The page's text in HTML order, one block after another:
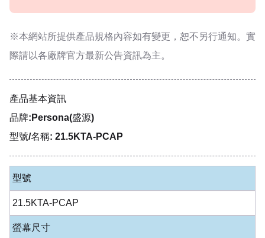
※本網站所提供產品規格內容如有變更，恕不另行通知。實
際請以各廠牌官方最新公告資訊為主。
產品基本資訊
品牌:Persona(盛源)
型號/名稱: 21.5KTA-PCAP
型號
21.5KTA-PCAP
螢幕尺寸